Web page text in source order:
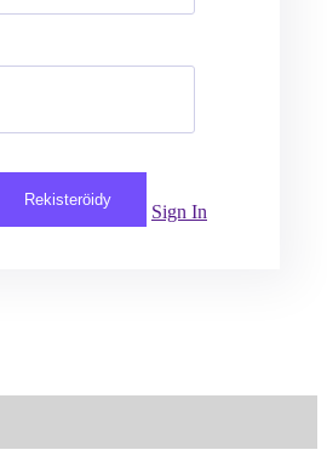
Rekisteröidy
Sign In